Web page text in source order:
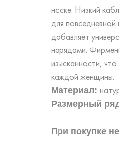
носке. Низкий
для повседневной
добавляет
нарядами.
изысканности,
каждой женщины.
Материал:
Размерный
При покупке